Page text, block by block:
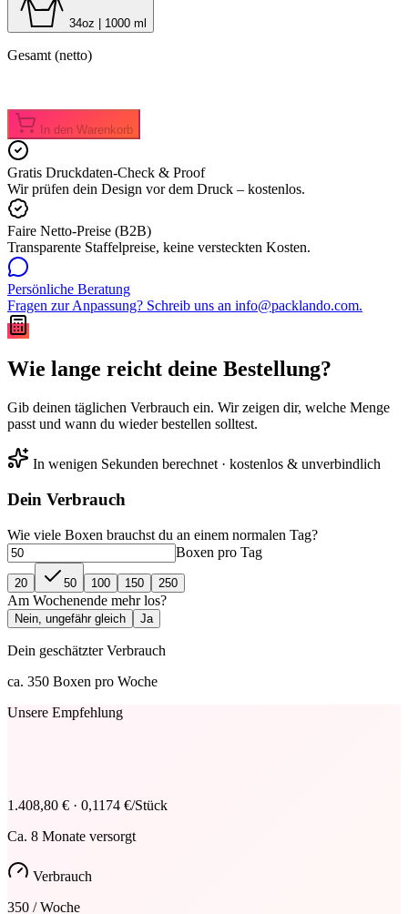
34oz | 1000 ml
Gesamt (netto)
In den Warenkorb
Gratis Druckdaten-Check & Proof
Wir prüfen dein Design vor dem Druck – kostenlos.
Faire Netto-Preise (B2B)
Transparente Staffelpreise, keine versteckten Kosten.
Persönliche Beratung
Fragen zur Anpassung? Schreib uns an info@packlando.com.
Wie lange reicht deine Bestellung?
Gib deinen täglichen Verbrauch ein. Wir zeigen dir, welche Menge
passt und wann du wieder bestellen solltest.
In wenigen Sekunden berechnet · kostenlos & unverbindlich
Dein Verbrauch
Wie viele Boxen brauchst du an einem normalen Tag?
Boxen pro Tag
20 50 100 150 250
Am Wochenende mehr los?
Nein, ungefähr gleich Ja
Dein geschätzter Verbrauch
ca. 350 Boxen pro Woche
Unsere Empfehlung
1.408,80 € · 0,1174 €/Stück
Ca. 8 Monate versorgt
Verbrauch
350 / Woche